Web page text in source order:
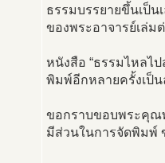
ธรรมบรรยายขึ้นเป็น
ของพระอาจารย์เล่ม
หนังสือ “ธรรมไหลไ
พิมพ์อีกหลายครั้งเป็
ขอกราบขอบพระคุณ
มีส่วนในการจัดพิมพ์